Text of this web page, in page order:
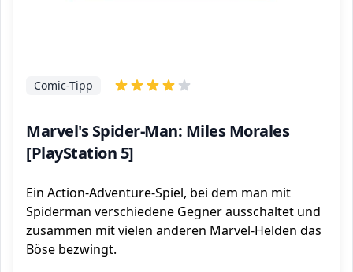
Marvel's Spider-Man: Miles Morales
[PlayStation 5]
Comic-Tipp
Ein Action-Adventure-Spiel, bei dem man mit
Spiderman verschiedene Gegner ausschaltet und
zusammen mit vielen anderen Marvel-Helden das
Böse bezwingt.